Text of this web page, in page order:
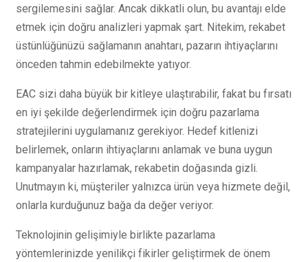
sergilemesini sağlar. Ancak dikkatli olun, bu avantajı elde
etmek için doğru analizleri yapmak şart. Nitekim, rekabet
üstünlüğünüzü sağlamanın anahtarı, pazarın ihtiyaçlarını
önceden tahmin edebilmekte yatıyor.
EAC sizi daha büyük bir kitleye ulaştırabilir, fakat bu fırsatı
en iyi şekilde değerlendirmek için doğru pazarlama
stratejilerini uygulamanız gerekiyor. Hedef kitlenizi
belirlemek, onların ihtiyaçlarını anlamak ve buna uygun
kampanyalar hazırlamak, rekabetin doğasında gizli.
Unutmayın ki, müşteriler yalnızca ürün veya hizmete değil,
onlarla kurduğunuz bağa da değer veriyor.
Teknolojinin gelişimiyle birlikte pazarlama
yöntemlerinizde yenilikçi fikirler geliştirmek de önem